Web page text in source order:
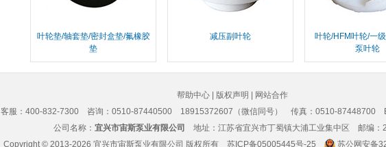
叶轮垫/轴套垫/密封盒垫/氟橡胶
垫
减压副叶轮
叶轮/HFM叶轮/一
泵叶轮
帮助中心 版权声明
网站合作
客服：400-832-7300
咨询：0510-87440500 18915372607（微信同号） 传真：0510-87448700
公司名称： 宜兴市宙斯泵业有限公司
地址：江苏省宜兴市丁蜀镇大浦工业集中区 邮编：
Copyright © 2013-2026 宜兴市宙斯泵业有限公司 版权所有 苏ICP备05005445号-25 苏公网安备